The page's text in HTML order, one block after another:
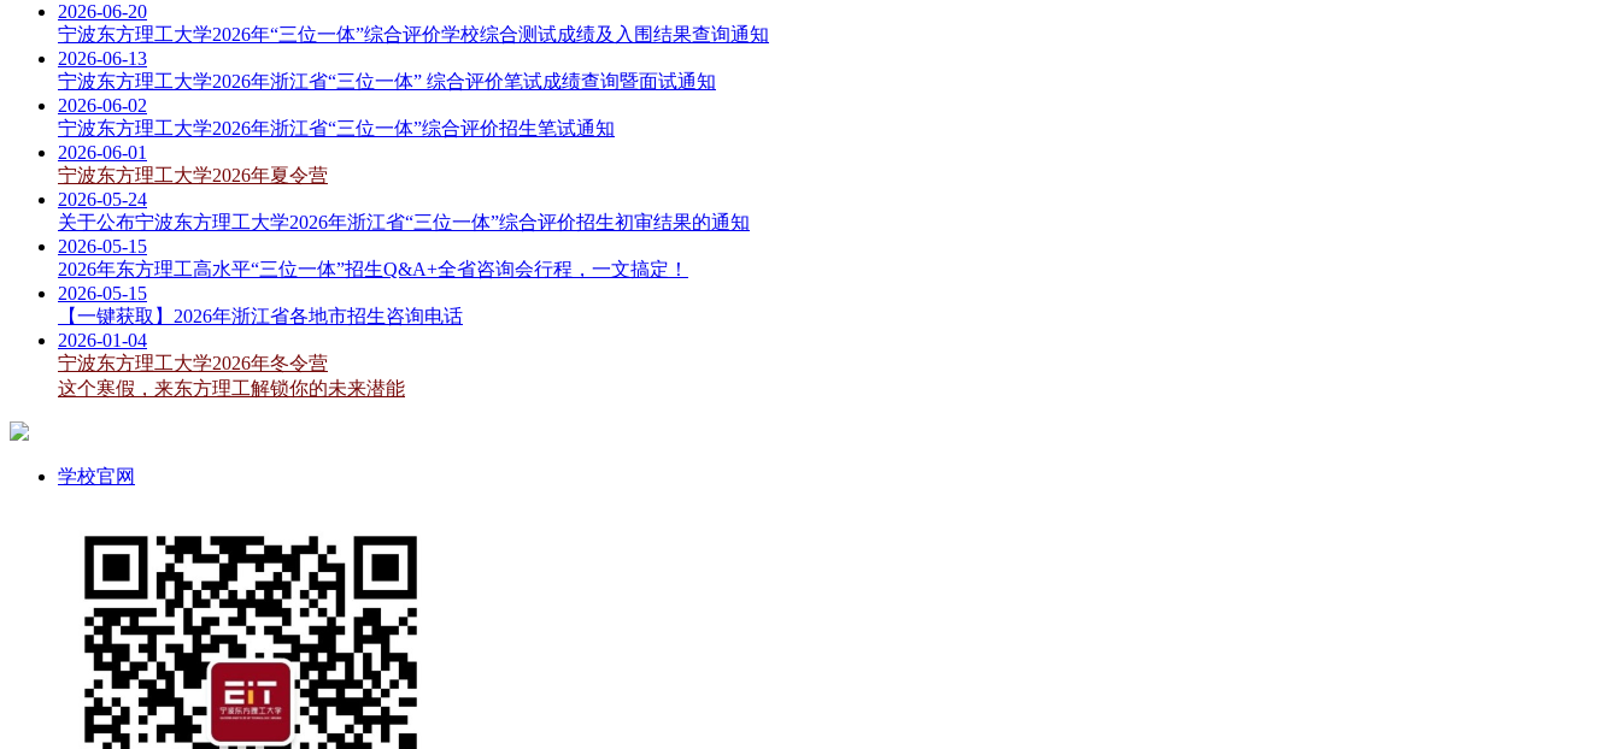
2026-06-20
宁波东方理工大学2026年“三位一体”综合评价学校综合测试成绩及入围结果查询通知
2026-06-13
宁波东方理工大学2026年浙江省“三位一体” 综合评价笔试成绩查询暨面试通知
2026-06-02
宁波东方理工大学2026年浙江省“三位一体”综合评价招生笔试通知
2026-06-01
宁波东方理工大学2026年夏令营
2026-05-24
关于公布宁波东方理工大学2026年浙江省“三位一体”综合评价招生初审结果的通知
2026-05-15
2026年东方理工高水平“三位一体”招生Q&A+全省咨询会行程，一文搞定！
2026-05-15
【一键获取】2026年浙江省各地市招生咨询电话
2026-01-04
宁波东方理工大学2026年冬令营
这个寒假，来东方理工解锁你的未来潜能
学校官网